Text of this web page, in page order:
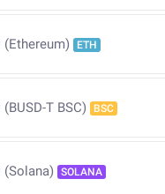
(Ethereum) ETH
T BSC) BSC
(Solana) SOLANA